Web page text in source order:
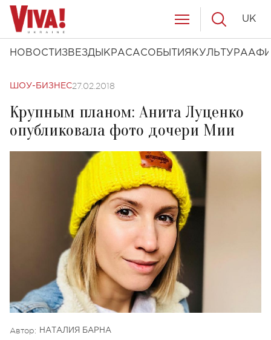
НОВОСТИ ЗВЕЗДЫ КРАСАСОБЫТИЯ КУЛЬТУРА
UK
ШОУ-БИЗНЕС27.02.2018
Крупным планом: Анита Луценко
опубликовала фото дочери Мии
Автор: НАТАЛИЯ БАРНА